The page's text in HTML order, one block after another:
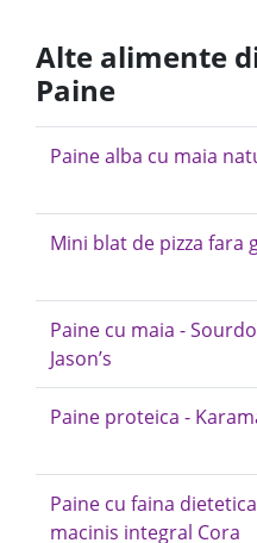
Alte alimente
Paine
Paine alba cu maia
Mini blat de pizza fara
Paine cu maia -
Jason’s
Paine proteica -
Paine cu faina
macinis integral Cora